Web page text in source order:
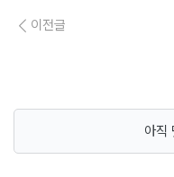
이전글
아직